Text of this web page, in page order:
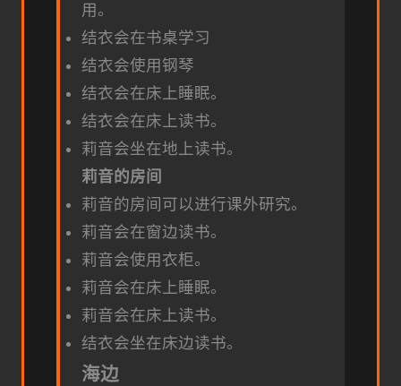
用。
结衣会在书桌学习
结衣会使用钢琴
结衣会在床上睡眠。
结衣会在床上读书。
莉音会坐在地上读书。
莉音的房间
莉音的房间可以进行课外研究。
莉音会在窗边读书。
莉音会使用衣柜。
莉音会在床上睡眠。
莉音会在床上读书。
结衣会坐在床边读书。
海边